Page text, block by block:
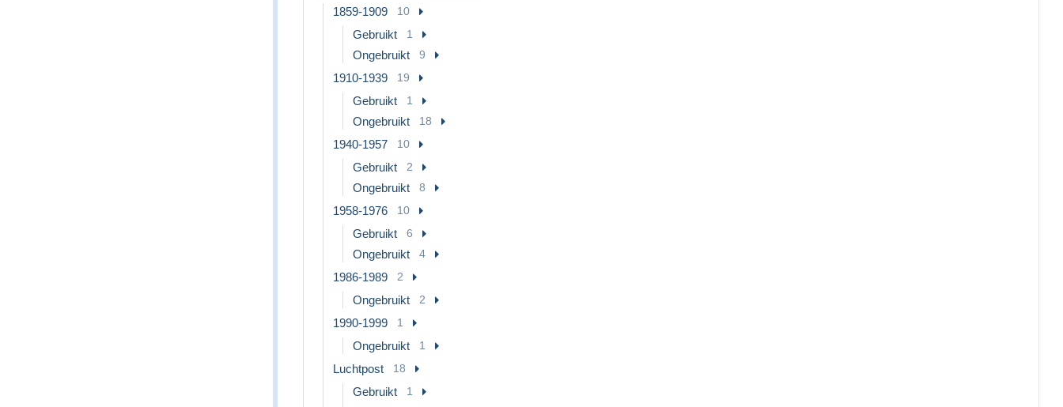
1859-1909 10
Gebruikt 1
Ongebruikt 9
1910-1939 19
Gebruikt 1
Ongebruikt 18
1940-1957 10
Gebruikt 2
Ongebruikt 8
1958-1976 10
Gebruikt 6
Ongebruikt 4
1986-1989 2
Ongebruikt 2
1990-1999 1
Ongebruikt 1
Luchtpost 18
Gebruikt 1